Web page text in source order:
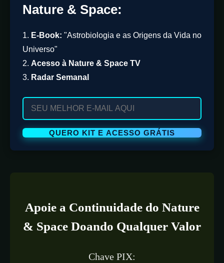
Nature & Space:
1. E-Book: "Astrobiologia e as Origens da Vida no
Universo"
2. Acesso à Nature & Space TV
3. Radar Semanal
Apoie a Continuidade do Nature
& Space Doando Qualquer Valor
Chave PIX: